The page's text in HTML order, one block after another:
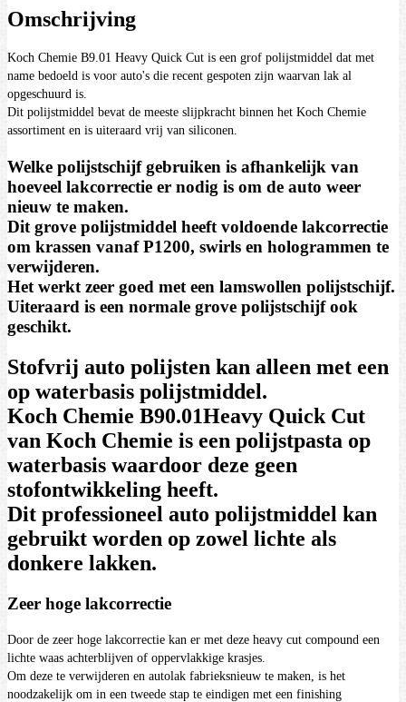
Omschrijving
Koch Chemie B9.01 Heavy Quick Cut is een grof polijstmiddel dat met
name bedoeld is voor auto's die recent gespoten zijn waarvan lak al
opgeschuurd is.
Dit polijstmiddel bevat de meeste slijpkracht binnen het Koch Chemie
assortiment en is uiteraard vrij van siliconen.
Welke polijstschijf gebruiken is afhankelijk van
hoeveel lakcorrectie er nodig is om de auto weer
nieuw te maken.
Dit grove polijstmiddel heeft voldoende lakcorrectie
om krassen vanaf P1200, swirls en hologrammen te
verwijderen.
Het werkt zeer goed met een lamswollen polijstschijf.
Uiteraard is een normale grove polijstschijf ook
geschikt.
Stofvrij auto polijsten kan alleen met een
op waterbasis polijstmiddel.
Koch Chemie B90.01Heavy Quick Cut
van Koch Chemie is een polijstpasta op
waterbasis waardoor deze geen
stofontwikkeling heeft.
Dit professioneel auto polijstmiddel kan
gebruikt worden op zowel lichte als
donkere lakken.
Zeer hoge lakcorrectie
Door de zeer hoge lakcorrectie kan er met deze heavy cut compound een
lichte waas achterblijven of oppervlakkige krasjes.
Om deze te verwijderen en autolak fabrieksnieuw te maken, is het
noodzakelijk om in een tweede stap te eindigen met een finishing